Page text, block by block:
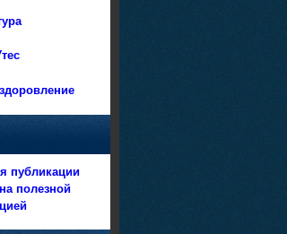
публикации
полезной